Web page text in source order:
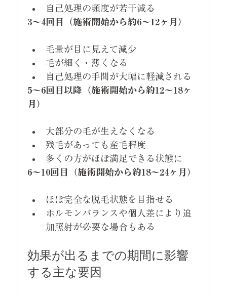
自己処理の頻度が若干減る
3〜4回目（施術開始から約6〜12ヶ月）
毛量が目に見えて減少
毛が細く・薄くなる
自己処理の手間が大幅に軽減される
5〜6回目以降（施術開始から約12〜18ヶ
月）
大部分の毛が生えなくなる
残毛があっても産毛程度
多くの方がほぼ満足できる状態に
6〜10回目（施術開始から約18〜24ヶ月）
ほぼ完全な脱毛状態を目指せる
ホルモンバランスや個人差により追
加照射が必要な場合もある
効果が出るまでの期間に影響
する主な要因